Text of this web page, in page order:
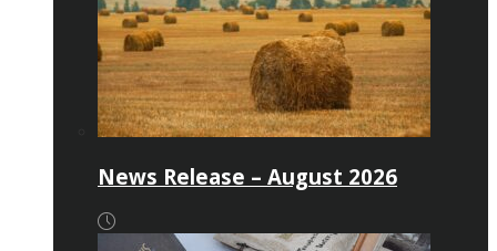
News Release – August 2026